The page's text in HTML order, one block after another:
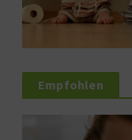
Empfohlen